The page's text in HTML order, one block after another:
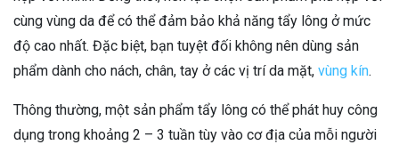
cùng vùng da để có thể đảm bảo khả năng tẩy lông ở mức
độ cao nhất. Đặc biệt, bạn tuyệt đối không nên dùng sản
phẩm dành cho nách, chân, tay ở các vị trí da mặt, vùng kín.
Thông thường, một sản phẩm tẩy lông có thể phát huy công
dụng trong khoảng 2 – 3 tuần tùy vào cơ địa của mỗi người